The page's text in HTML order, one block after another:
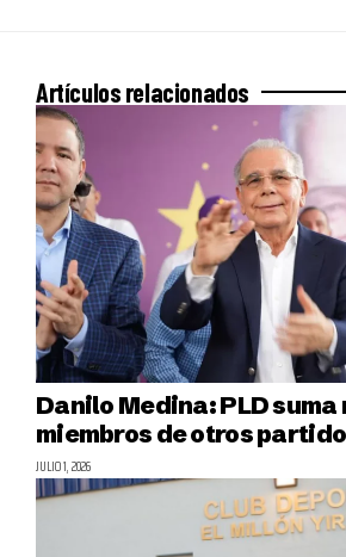
Artículos relacionados
Danilo Medina: PLD suma
miembros de otros
JULIO 1, 2026